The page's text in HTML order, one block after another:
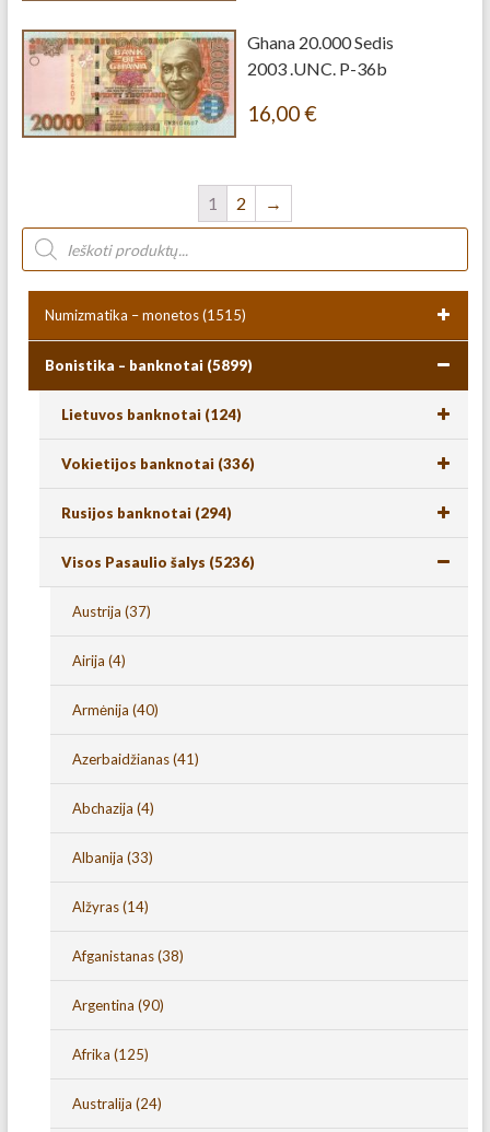
Ghana 20.000 Sedis
2003 .UNC. P-36b
16,00€
1 2 →
Numizmatika – monetos(1515)
Bonistika – banknotai (5899)
Lietuvos banknotai (124)
Vokietijos banknotai (336)
Rusijos banknotai (294)
Visos Pasaulio šalys (5236)
Austrija (37)
Airija (4)
Armėnija (40)
Azerbaidžianas(41)
Abchazija (4)
Albanija (33)
Alžyras(14)
Afganistanas(38)
Argentina (90)
Afrika (125)
Australija (24)